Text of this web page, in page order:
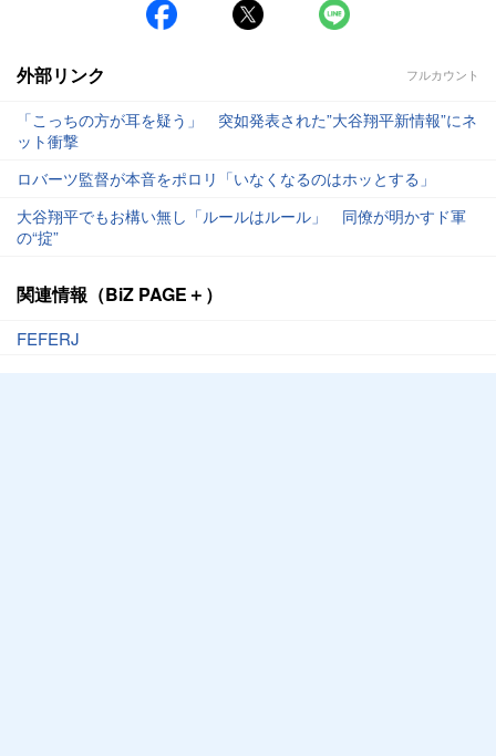
外部リンク フルカウント
「こっちの方が耳を疑う」 突如発表された”大谷翔平新情報”にネ
ット衝撃
ロバーツ監督が本音をポロリ「いなくなるのはホッとする」
大谷翔平でもお構い無し「ルールはルール」 同僚が明かすド軍
の“掟”
関連情報（BiZ PAGE＋）
FEFERJ